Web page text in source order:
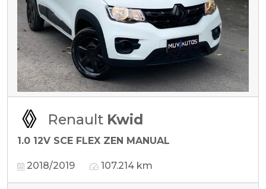
Renault Kwid
1.0 12V SCE FLEX ZEN MANUAL
2018/2019 107.214 km